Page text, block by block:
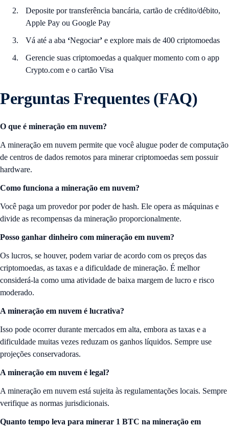
Deposite por transferência bancária, cartão de crédito/débito,
Apple Pay ou Google Pay
Vá até a aba ‘Negociar’ e explore mais de 400 criptomoedas
Gerencie suas criptomoedas a qualquer momento com o app
Crypto.com e o cartão Visa
Perguntas Frequentes (FAQ)
O que é mineração em nuvem?
A mineração em nuvem permite que você alugue poder de computação
de centros de dados remotos para minerar criptomoedas sem possuir
hardware.
Como funciona a mineração em nuvem?
Você paga um provedor por poder de hash. Ele opera as máquinas e
divide as recompensas da mineração proporcionalmente.
Posso ganhar dinheiro com mineração em nuvem?
Os lucros, se houver, podem variar de acordo com os preços das
criptomoedas, as taxas e a dificuldade de mineração. É melhor
considerá-la como uma atividade de baixa margem de lucro e risco
moderado.
A mineração em nuvem é lucrativa?
Isso pode ocorrer durante mercados em alta, embora as taxas e a
dificuldade muitas vezes reduzam os ganhos líquidos. Sempre use
projeções conservadoras.
A mineração em nuvem é legal?
A mineração em nuvem está sujeita às regulamentações locais. Sempre
verifique as normas jurisdicionais.
Quanto tempo leva para minerar 1 BTC na mineração em